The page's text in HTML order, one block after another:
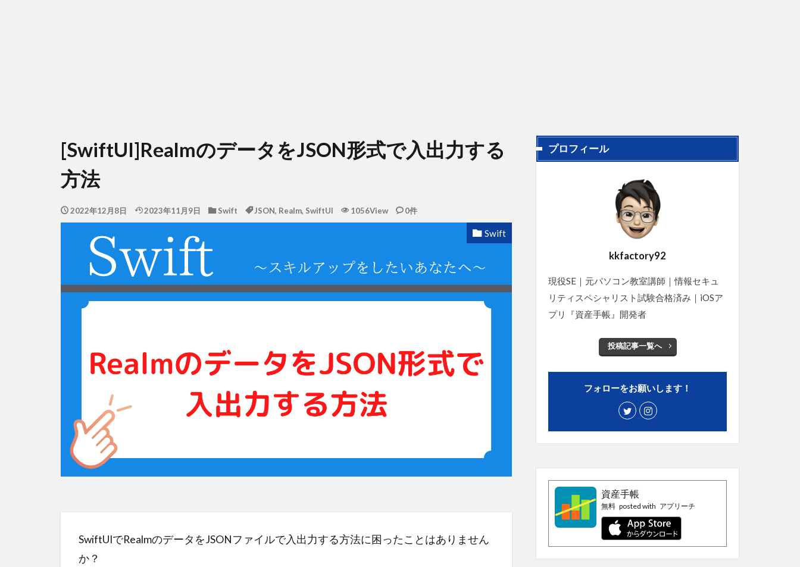
[SwiftUI]RealmのデータをJSON形式で入出力する
方法
2022年12月8日 2023年11月9日 Swift JSON, Realm, SwiftUI 1056View 0件
Swift
SwiftUIでRealmのデータをJSONファイルで入出力する方法に困ったことはありません
か？
プロフィール
kkfactory92
現役SE｜元パソコン教室講師｜情報セキュ
リティスペシャリスト試験合格済み｜iOSア
プリ『資産手帳』開発者
投稿記事一覧へ
フォローをお願いします！
資産手帳
無料 posted with アプリーチ